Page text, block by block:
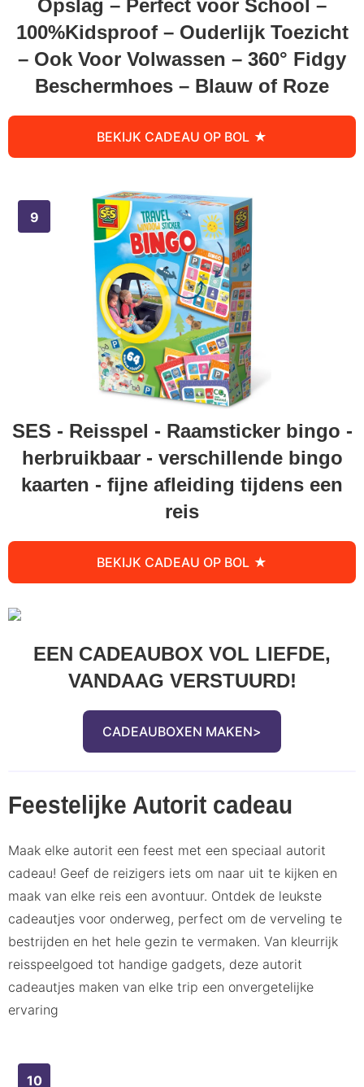
Opslag – Perfect voor School –
100%Kidsproof – Ouderlijk Toezicht
– Ook Voor Volwassen – 360° Fidgy
Beschermhoes – Blauw of Roze
BEKIJK CADEAU OP BOL
SES - Reisspel - Raamsticker bingo -
herbruikbaar - verschillende bingo
kaarten - fijne afleiding tijdens een
reis
BEKIJK CADEAU OP BOL
EEN CADEAUBOX VOL LIEFDE,
VANDAAG VERSTUURD!
CADEAUBOXEN MAKEN
Feestelijke Autorit cadeau
Maak elke autorit een feest met een speciaal autorit
cadeau! Geef de reizigers iets om naar uit te kijken en
maak van elke reis een avontuur. Ontdek de leukste
cadeautjes voor onderweg, perfect om de verveling te
bestrijden en het hele gezin te vermaken. Van kleurrijk
reisspeelgoed tot handige gadgets, deze autorit
cadeautjes maken van elke trip een onvergetelijke
ervaring